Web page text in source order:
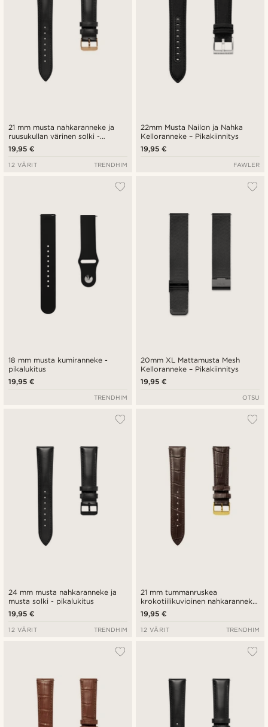
21 mm musta nahkaranneke ja
ruusukullan värinen solki -
pikalukitus
19,95 €
12 VÄRIT TRENDHIM
22mm Musta Nailon ja Nahka
Kelloranneke – Pikakiinnitys
19,95 €
FAWLER
18 mm musta kumiranneke -
pikalukitus
19,95 €
TRENDHIM
20mm XL Mattamusta Mesh
Kelloranneke – Pikakiinnitys
19,95 €
OTSU
24 mm musta nahkaranneke ja
musta solki - pikalukitus
19,95 €
12 VÄRIT TRENDHIM
21 mm tummanruskea
krokotiilikuvioinen nahkaranneke
ja kullanvärinen solki - pikalukitus
19,95 €
12 VÄRIT TRENDHIM